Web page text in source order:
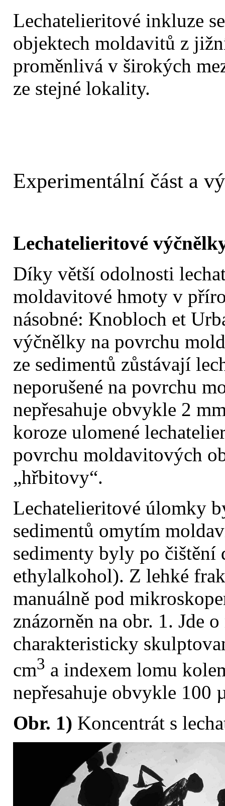
Lechatelieritové inkluze
objektech moldavitů z
proměnlivá v širokých
ze stejné lokality.
Experimentální část a
Lechatelieritové
Díky větší odolnosti
moldavitové hmoty v
násobné: Knobloch et
výčnělky na povrchu
ze sedimentů zůstávají
neporušené na povrchu
nepřesahuje obvykle 2
koroze ulomené
povrchu moldavitových
„hřbitovy“.
Lechatelieritové úlomky
sedimentů omytím
sedimenty byly po čištění
ethylalkohol). Z lehké
manuálně pod
znázorněn na obr. 1. Jde
charakteristicky
cm3 a indexem lomu
nepřesahuje obvykle 100
Obr. 1) Koncentrát s